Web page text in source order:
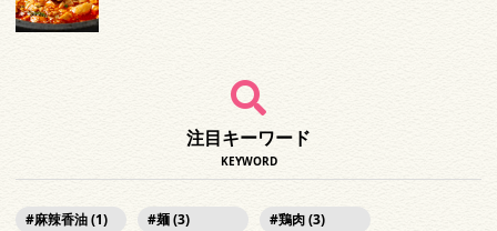
注目キーワード
KEYWORD
麻辣香油 (1) 麺 (3)
鶏肉 (3)